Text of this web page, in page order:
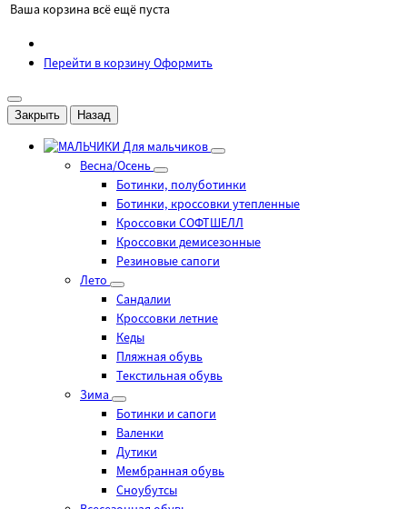
Ваша корзина всё ещё пуста
Перейти в корзинуОформить
Закрыть Назад
Для мальчиков
Весна/Осень
Ботинки, полуботинки
Ботинки, кроссовки утепленные
Кроссовки СОФТШЕЛЛ
Кроссовки демисезонные
Резиновые сапоги
Лето
Cандалии
Кроссовки летние
Кеды
Пляжная обувь
Текстильная обувь
Зима
Ботинки и сапоги
Валенки
Дутики
Мембранная обувь
Сноубутсы